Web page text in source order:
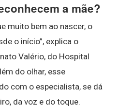
a mãe?
muito bem ao nascer, o
o início”, explica o
Valério, do Hospital
do olhar, esse
com o especialista, se dá
da voz e do toque.